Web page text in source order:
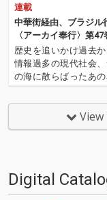
連載
中華街経由、ブラジル
〈アーカイ奉行〉第47
歴史を追いかけ過去か
情報過多の現代社会
の海に散らばったあ
の名作たちをひとつ
仕事人…!〈アーカイ
日もデジタルの乱
る…!'''〈アーカイ
Digital